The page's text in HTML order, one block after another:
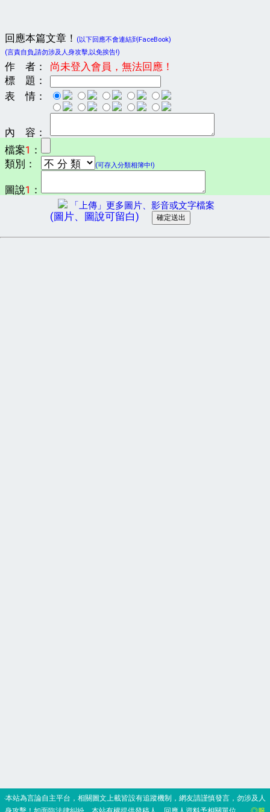
回應本篇文章！
(以下回應不會連結到FaceBook)
(言責自負,請勿涉及人身攻擊,以免挨告!)
作 者：
尚未登入會員，無法回應！
標 題：
表 情：
內 容：
檔案1 ：
類別：
(可存入分類相簿中!)
圖說1 ：
「上傳」更多圖片、影音或文字檔案
(圖片、圖說可留白)
‧本站為言論自主平台，相關圖文上載皆設有追蹤機制，網友請謹慎發言，勿涉及人